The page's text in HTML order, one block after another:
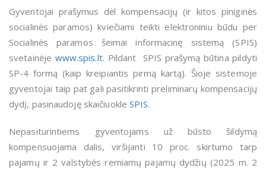
Gyventojai prašymus dėl kompensacijų (ir kitos piniginės
socialinės paramos) kviečiami teikti elektroniniu būdu per
Socialinės paramos šeimai informacinę sistemą (SPIS)
svetainėje www.spis.lt. Pildant SPIS prašymą būtina pildyti
SP-4 formą (kaip kreipiantis pirmą kartą). Šioje sistemoje
gyventojai taip pat gali pasitikrinti preliminarų kompensacijų
dydį, pasinaudoję skaičiuokle SPIS.
Nepasiturintiems gyventojams už būsto šildymą
kompensuojama dalis, viršijanti 10 proc. skirtumo tarp
pajamų ir 2 valstybės remiamų pajamų dydžių (2025 m. 2